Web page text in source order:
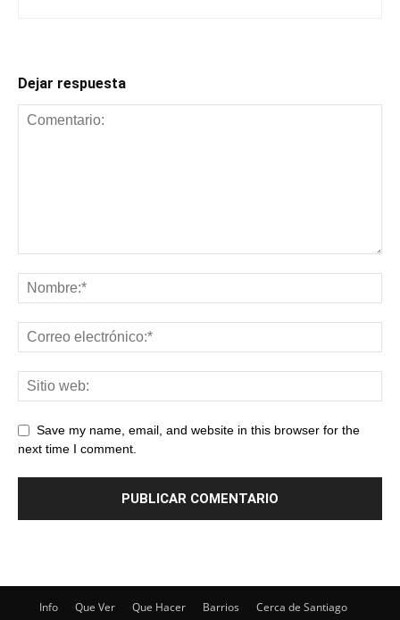
Dejar respuesta
Save my name, email, and website in this browser for the
next time I comment.
Info Que Ver Que Hacer Barrios
Cerca de Santiago